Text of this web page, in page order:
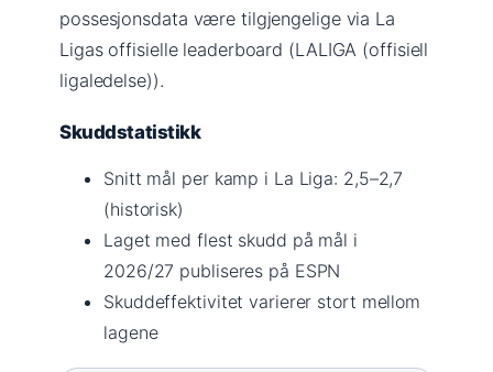
possesjonsdata være tilgjengelige via La
Ligas offisielle leaderboard (LALIGA (offisiell
ligaledelse)).
Skuddstatistikk
Snitt mål per kamp i La Liga: 2,5–2,7
(historisk)
Laget med flest skudd på mål i
2026/27 publiseres på ESPN
Skuddeffektivitet varierer stort mellom
lagene